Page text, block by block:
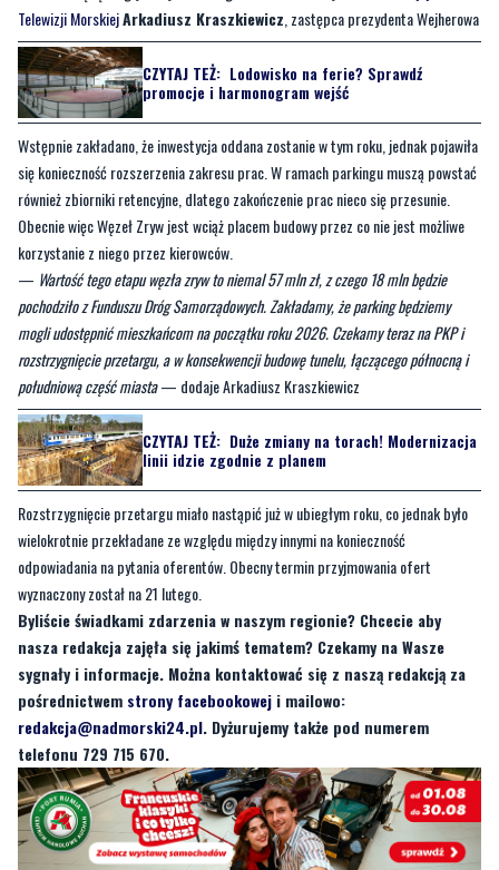
promocje i harmonogram wejść
Wstępnie zakładano, że inwestycja oddana zostanie w tym roku, jednak pojawiła
się konieczność rozszerzenia zakresu prac. W ramach parkingu muszą powstać
również zbiorniki retencyjne, dlatego zakończenie prac nieco się przesunie.
Obecnie więc Węzeł Zryw jest wciąż placem budowy przez co nie jest możliwe
korzystanie z niego przez kierowców.
—Wartość tego etapu węzła zryw to niemal 57 mln zł, z czego 18 mln będzie
pochodziło z Funduszu Dróg Samorządowych. Zakładamy, że parking będziemy
mogli udostępnić mieszkańcom na początku roku 2026. Czekamy teraz na PKP i
rozstrzygnięcie przetargu, a w konsekwencji budowę tunelu, łączącego północną i
południową część miasta— dodaje Arkadiusz Kraszkiewicz
CZYTAJ TEŻ:Duże zmiany na torach! Modernizacja
linii idzie zgodnie z planem
Rozstrzygnięcie przetargu miało nastąpić już w ubiegłym roku, co jednak było
wielokrotnie przekładane ze względu między innymi na konieczność
odpowiadania na pytania oferentów. Obecny termin przyjmowania ofert
wyznaczony został na 21 lutego.
Byliście świadkami zdarzenia w naszym regionie? Chcecie aby
nasza redakcja zajęła się jakimś tematem? Czekamy na Wasze
sygnały i informacje. Można kontaktować się z naszą redakcją za
pośrednictwemstrony facebookoweji mailowo:
redakcja@nadmorski24.pl. Dyżurujemy także pod numerem
telefonu 729 715 670.
Byliście świadkami zdarzenia w naszym regionie? Chcecie
aby nasza redakcja zajęła się jakimś tematem? Czekamy na